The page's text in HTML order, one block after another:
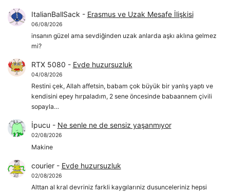
ItalianBallSack - Erasmus ve Uzak Mesafe İlişkisi
06/08/2026
insanın güzel ama sevdiğinden uzak anlarda aşkı aklına gelmez
mi?
RTX 5080 - Evde huzursuzluk
04/08/2026
Restini çek, Allah affetsin, babam çok büyük bir yanlış yaptı ve
kendisini epey hırpaladım, 2 sene öncesinde babaannem çivili
sopayla…
İpucu - Ne senle ne de sensiz yaşanmıyor
02/08/2026
Makine
courier- Evde huzursuzluk
02/08/2026
Alttan al kral devriniz farkli kaygılarıniz dusunceleriniz hepsi